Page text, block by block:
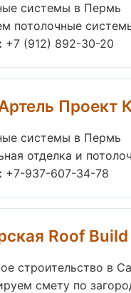
системы в Пермь
потолочные
+7 (912) 892-30-20
Проект
системы в Пермь
отделка и
+7-937-607-34-78
Roof Build
строительство в
смету по